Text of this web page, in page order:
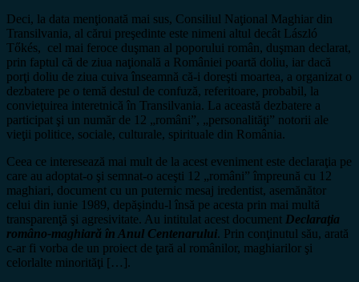
Deci, la data menţionată mai sus, Consiliul Naţional Maghiar din
Transilvania, al cărui preşedinte este nimeni altul decât László
Tőkés, cel mai feroce duşman al poporului român, duşman declarat,
prin faptul că de ziua naţională a României poartă doliu, iar dacă
porţi doliu de ziua cuiva înseamnă că-i doreşti moartea, a organizat o
dezbatere pe o temă destul de confuză, referitoare, probabil, la
convieţuirea interetnică în Transilvania. La această dezbatere a
participat şi un număr de 12 „români”, „personalităţi” notorii ale
vieţii politice, sociale, culturale, spirituale din România.
Ceea ce interesează mai mult de la acest eveniment este declaraţia pe
care au adoptat-o şi semnat-o aceşti 12 „români” împreună cu 12
maghiari, document cu un puternic mesaj iredentist, asemănător
celui din iunie 1989, depăşindu-l însă pe acesta prin mai multă
transparenţă şi agresivitate. Au intitulat acest document Declaraţia
româno-maghiară în Anul Centenarului. Prin conţinutul său, arată
c-ar fi vorba de un proiect de ţară al românilor, maghiarilor şi
celorlalte minorităţi […].